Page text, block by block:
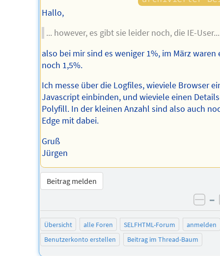
Hallo,
... however, es gibt sie leider noch, die IE-User...
also bei mir sind es weniger 1%, im März waren
noch 1,5%.
Ich messe über die Logfiles, wieviele Browser
Javascript einbinden, und wieviele einen
Polyfill. In der kleinen Anzahl sind also auch
Edge mit dabei.
Gruß
Jürgen
Beitrag melden
–
Übersicht alle Foren SELFHTML-Forum
anmelden
Benutzerkonto erstellen
Beitrag im Thread-Baum